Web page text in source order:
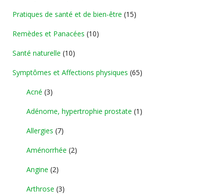
Pratiques de santé et de bien-être (15)
Remèdes et Panacées (10)
Santé naturelle (10)
Symptômes et Affections physiques (65)
Acné (3)
Adénome, hypertrophie prostate (1)
Allergies (7)
Aménorrhée (2)
Angine (2)
Arthrose (3)